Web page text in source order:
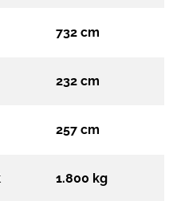
732 cm
232 cm
257 cm
1.800 kg